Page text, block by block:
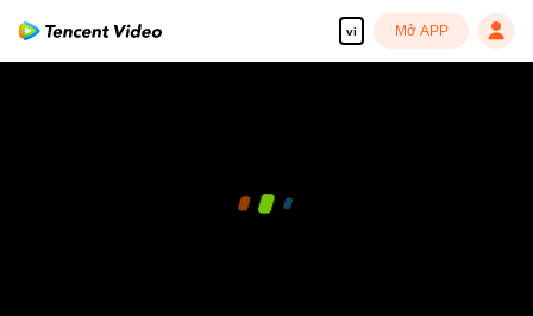
vi Mở APP